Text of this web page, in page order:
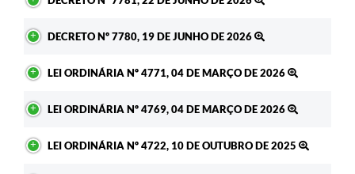
DECRETO Nº 7780, 19 DE JUNHO DE 2026
LEI ORDINÁRIA Nº 4771, 04 DE MARÇO DE 2026
LEI ORDINÁRIA Nº 4769, 04 DE MARÇO DE 2026
LEI ORDINÁRIA Nº 4722, 10 DE OUTUBRO DE 2025